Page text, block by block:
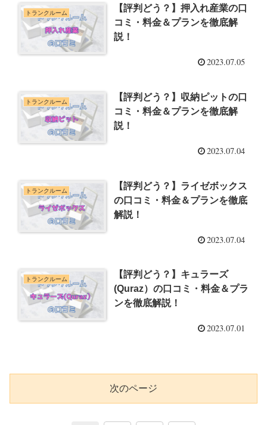
トランクルーム
【評判どう？】押入れ産業の口
コミ・料金＆プランを徹底解
説！
2023.07.05
トランクルーム
【評判どう？】収納ピットの口
コミ・料金＆プランを徹底解
説！
2023.07.04
トランクルーム
【評判どう？】ライゼボックス
の口コミ・料金＆プランを徹底
解説！
2023.07.04
トランクルーム
【評判どう？】キュラーズ
(Quraz）の口コミ・料金＆プラ
ンを徹底解説！
2023.07.01
次のページ